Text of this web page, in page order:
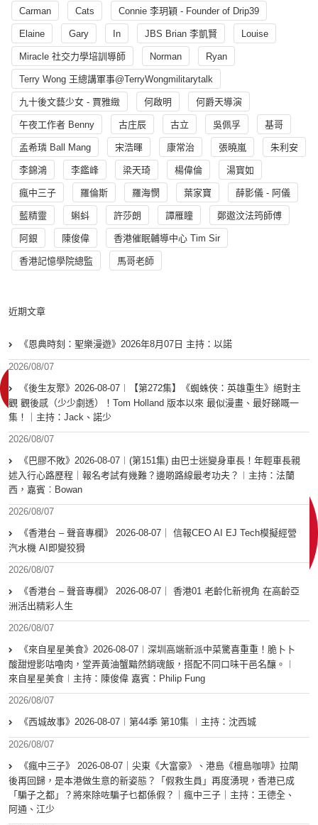
Carman Cats Connie 李玥穎 - Founder of Drip39
Elaine Gary In JBS Brian 李凱賢 Louise
Miracle 社交力學培訓導師 Norman Ryan
Terry Wong 王總講軍事@TerryWongmilitarytalk
九十後文藝少女 - 賈雅緻 何啟明 何爵天導演
午夜工作者 Benny 古庄辰 古立 吳佩孚 基哥
孟希璘 Ball Mang 宋浩暉 康常治 張曉嵐 朱利安
李錦鴻 李鑑峰 梁天琦 楊偉倫 湯寳如
瘋中三子 羅倫斯 羅海憫 葉家寶 薛影儀 - 阿儀
藍精靈 蝌蚪 許莎朗 譚雁瞳 鄭遨汶法筠師傅
阿銀 陳俊偉 香港催眠輔導中心 Tim Sir
香港記憶學院總監 馬哥老師
近期文章
《恩典時刻：聖樂漫遊》2026年8月07日 主持：以諾
2026/08/07
《後生友聚》2026-08-07︱【第272集】《蜘蛛俠：英雄重生》絕對主
觀 觀後感（少少劇透）！Tom Holland 版本以來 最似漫畫、最好睇嘅一
集！｜主持：Jack、諾少
2026/08/07
《巴膠不敗》2026-08-07︱(第151集) 由巴士迷變身車長！年輕車長親
述入行心路歷程｜報名考試有幾難？邊啲路線最考功夫？︱主持：法蘭
西，嘉賓︰Bowan
2026/08/07
《香港台 – 聲音專欄》 2026-08-07｜ 信報CEO AI EJ Tech模擬經營
汽水機 AI即變狡猾
2026/08/07
《香港台 – 聲音專欄》 2026-08-07｜ 香港01 老齡化新視角 在高齡亞
洲活出精彩人生
2026/08/07
《來自星星美食》2026-08-07︱深圳高端新派中菜驚喜重重！脆卜卜
酸甜燈影咕嚕肉，堂弄黃油蟹黯然銷魂飯，搭配不同口味干邑名釀。︱
來自星星美食︱主持：陳俊偉 嘉賓：Philip Fung
2026/08/07
《西城故事》2026-08-07︱第44季 第10集 ︱主持：沈西城
2026/08/07
《瘋中三子》 2026-08-07｜尖東《大富豪》、港島《檀島咖啡》拉閘
後再回歸，是本港做生意的新姿態？「假救生員」再度湧現，香港已成
「騙子之都」？將來除咗騙子乜都係假？｜瘋中三子｜主持：王德全、
阿通、江少